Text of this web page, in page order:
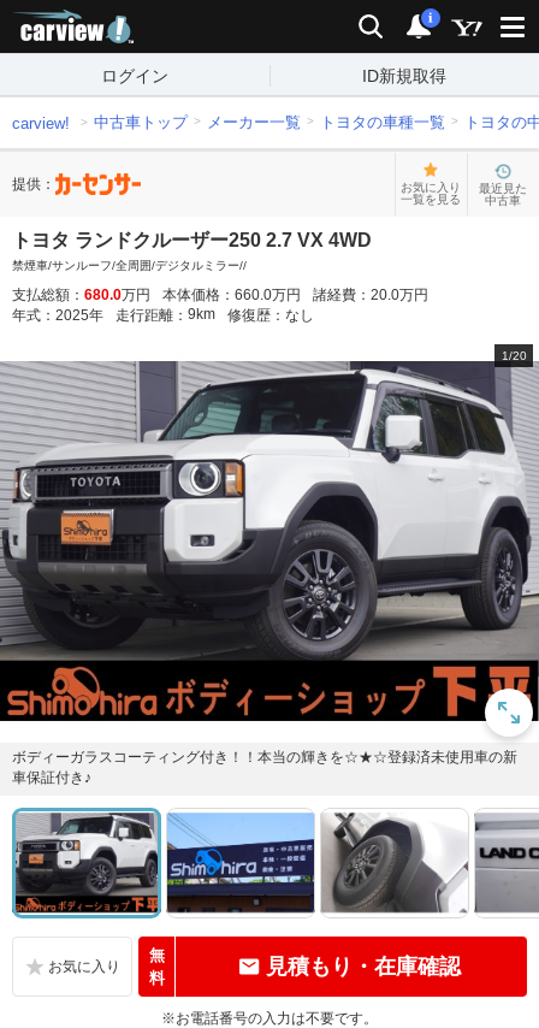
検索 通知
i
ログイン ID新規取得
carview! 中古車トップ メーカー一覧 トヨタの車種一覧 トヨタの
提供：
お気に入り
一覧を見る
最近見た
中古車
トヨタ ランドクルーザー250 2.7 VX 4WD
禁煙車/サンルーフ/全周囲/デジタルミラー//
支払総額： 680.0万円 本体価格： 660.0万円 諸経費： 20.0万円
年式： 2025年 走行距離： 9 km 修復歴： なし
1/20
ボディーガラスコーティング付き！！本当の輝きを☆★☆登録済未使用車の新
車保証付き♪
無
料
見積もり・在庫確認
※お電話番号の入力は不要です。